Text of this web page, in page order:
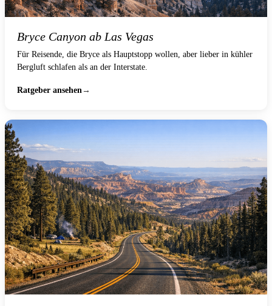
Bryce Canyon ab Las Vegas
Für Reisende, die Bryce als Hauptstopp wollen, aber lieber in kühler
Bergluft schlafen als an der Interstate.
Ratgeber ansehen